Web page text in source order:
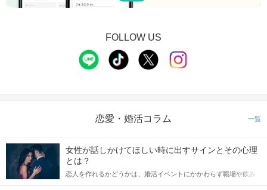
FOLLOW US
恋愛・婚活コラム 一覧
女性が話しかけてほしい時に出すサインとその心理
とは？
恋人を作れるかどうかは、婚活イベントにかかわらず職場や飲み